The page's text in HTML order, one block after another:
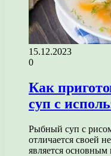
15.12.2023
0
Как
суп с
Рыбный суп с
отличается своей
является